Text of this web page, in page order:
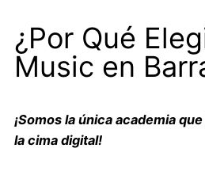
¿Por Qué
Music en
¡Somos la única academia
la cima digital!